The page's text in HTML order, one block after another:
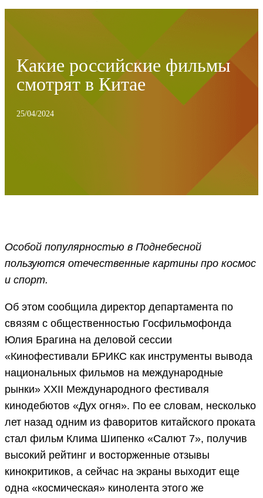
Какие российские фильмы
смотрят в Китае
25/04/2024
Особой популярностью в Поднебесной
пользуются отечественные картины про космос
и спорт.
Об этом сообщила директор департамента по
связям с общественностью Госфильмофонда
Юлия Брагина на деловой сессии
«Кинофестивали БРИКС как инструменты вывода
национальных фильмов на международные
рынки» XXII Международного фестиваля
кинодебютов «‎Дух огня»‎. По ее словам, несколько
лет назад одним из фаворитов китайского проката
стал фильм Клима Шипенко «Салют 7», получив
высокий рейтинг и восторженные отзывы
кинокритиков, а сейчас на экраны выходит еще
одна «космическая» кинолента этого же